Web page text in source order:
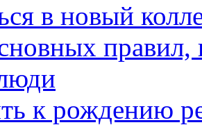
в новый
к рождению